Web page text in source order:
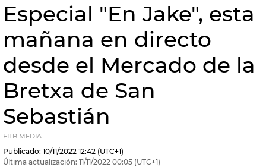
Especial "En Jake", esta
mañana en directo
desde el Mercado de la
Bretxa de San
Sebastián
EITB MEDIA
Publicado: 10/11/2022 12:42 (UTC+1)
Última actualización: 11/11/2022 00:05 (UTC+1)